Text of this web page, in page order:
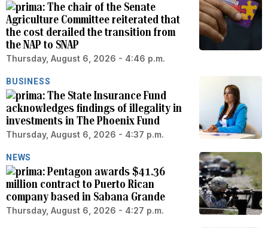
The chair of the Senate
Agriculture Committee reiterated that
the cost derailed the transition from
the NAP to SNAP
Thursday, August 6, 2026 - 4:46 p.m.
BUSINESS
The State Insurance Fund
acknowledges findings of illegality in
investments in The Phoenix Fund
Thursday, August 6, 2026 - 4:37 p.m.
NEWS
Pentagon awards $41.36
million contract to Puerto Rican
company based in Sabana Grande
Thursday, August 6, 2026 - 4:27 p.m.